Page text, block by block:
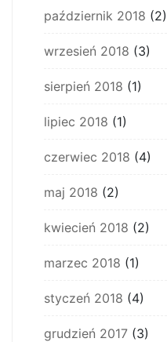
październik 2018 (2)
wrzesień 2018 (3)
sierpień 2018 (1)
lipiec 2018 (1)
czerwiec 2018 (4)
maj 2018 (2)
kwiecień 2018 (2)
marzec 2018 (1)
styczeń 2018 (4)
grudzień 2017 (3)